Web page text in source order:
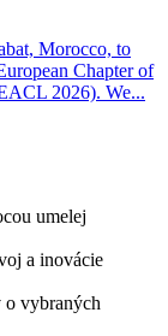
Morocco, to
Chapter of
2026). We...
umelej
a inovácie
o vybraných